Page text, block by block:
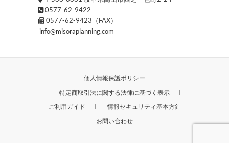
0577-62-9422
0577-62-9423（FAX）
info@misoraplanning.com
個人情報保護ポリシー
特定商取引法に関する法律に基づく表示
ご利用ガイド
情報セキュリティ基本方針
お問い合わせ